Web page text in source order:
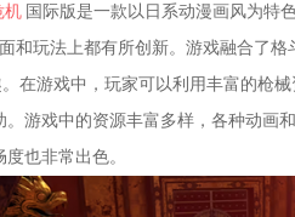
机 国际版是一款以日系动漫画风为特
和玩法上都有所创新。游戏融合了
在游戏中，玩家可以利用丰富的枪
。游戏中的资源丰富多样，各种动画
也非常出色。